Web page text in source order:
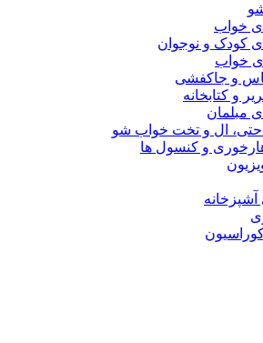
خواب
کودک و نوجوان
خواب
و جاکفشی
و کتابخانه
مبلمان
ال و تخت خواب شو
و کنسول ها
آشپزخانه